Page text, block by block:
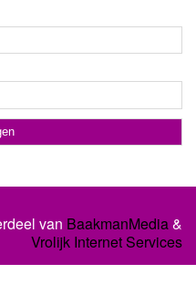
van BaakmanMedia&
Vrolijk Internet Services